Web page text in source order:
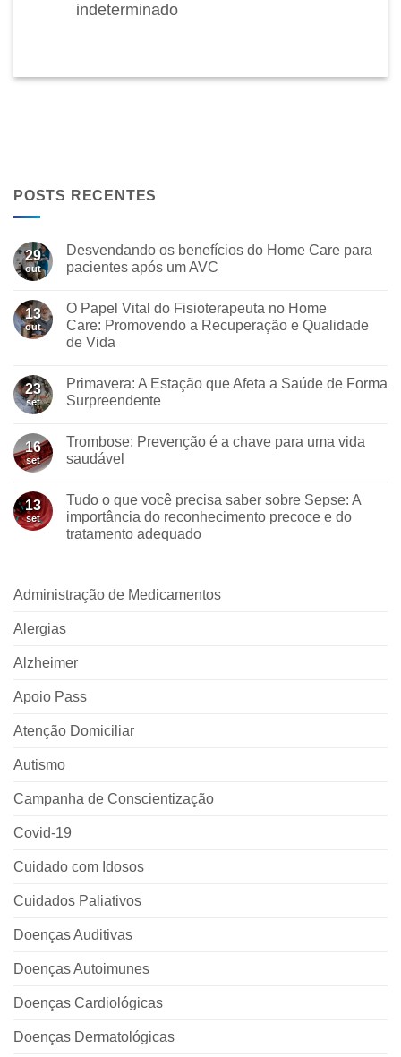
POSTS RECENTES
29
out
Desvendando os benefícios do Home Care para
pacientes após um AVC
13
out
O Papel Vital do Fisioterapeuta no Home
Care: Promovendo a Recuperação e Qualidade
de Vida
23
set
Primavera: A Estação que Afeta a Saúde de Forma
Surpreendente
16
set
Trombose: Prevenção é a chave para uma vida
saudável
13
set
Tudo o que você precisa saber sobre Sepse: A
importância do reconhecimento precoce e do
tratamento adequado
Administração de Medicamentos
Alergias
Alzheimer
Apoio Pass
Atenção Domiciliar
Autismo
Campanha de Conscientização
Covid-19
Cuidado com Idosos
Cuidados Paliativos
Doenças Auditivas
Doenças Autoimunes
Doenças Cardiológicas
Doenças Dermatológicas
indeterminado